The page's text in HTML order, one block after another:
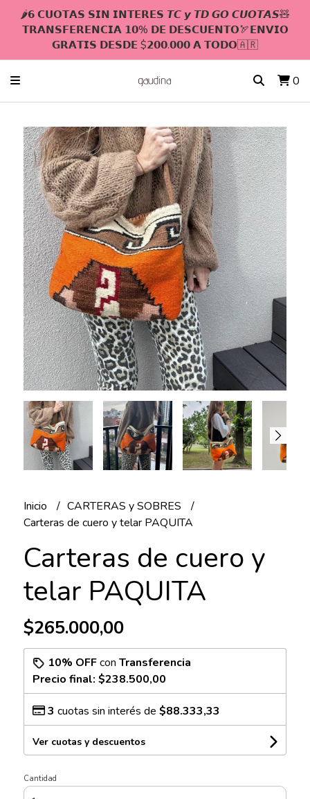
🌶𝟲 𝗖𝗨𝗢𝗧𝗔𝗦 𝗦𝗜𝗡 𝗜𝗡𝗧𝗘𝗥𝗘𝗦 𝙏𝘾 𝙮 𝙏𝘿 𝙂𝙊 𝘾𝙐𝙊𝙏𝘼𝙎🧸
𝗧𝗥𝗔𝗡𝗦𝗙𝗘𝗥𝗘𝗡𝗖𝗜𝗔 𝟭𝟬% 𝗗𝗘 𝗗𝗘𝗦𝗖𝗨𝗘𝗡𝗧𝗢🏹𝗘𝗡𝗩𝗜𝗢
𝗚𝗥𝗔𝗧𝗜𝗦 𝗗𝗘𝗦𝗗𝗘 $𝟮𝟬𝟬.𝟬𝟬𝟬 𝗔 𝗧𝗢𝗗𝗢🇦🇷
0
Inicio
CARTERAS y SOBRES
Carteras de cuero y telar PAQUITA
Carteras de cuero y
telar PAQUITA
$265.000,00
10% OFFcon Transferencia
Precio final: $238.500,00
3 cuotas sin interés de $88.333,33
Ver cuotas y descuentos
Cantidad